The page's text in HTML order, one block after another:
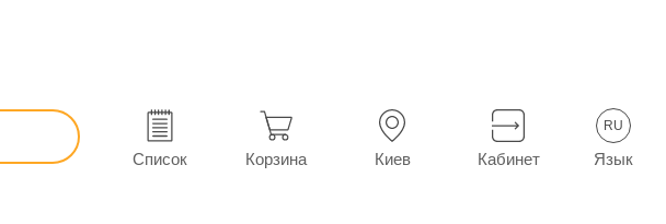
Список Корзина Киев Кабинет
RU
Язык
Акард табл. киш./раств. 75 мг №100 (20х5)